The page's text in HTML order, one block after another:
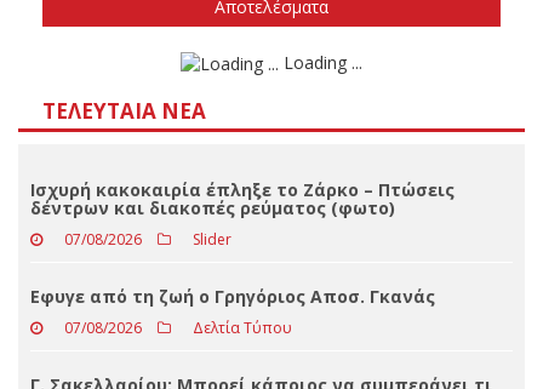
Δεν ξέρω/δεν απαντώ
ΤΕΛΕΥΤΑΊΑ ΝΈΑ
Ισχυρή κακοκαιρία έπληξε το Ζάρκο – Πτώσεις
δέντρων και διακοπές ρεύματος (φωτο)